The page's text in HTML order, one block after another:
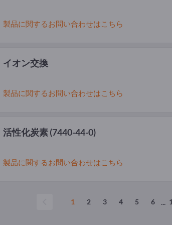
製品に関するお問い合わせはこちら
イオン交換
製品に関するお問い合わせはこちら
活性化炭素(7440-44-0)
製品に関するお問い合わせはこちら
1 2 3 4 5 6 ...